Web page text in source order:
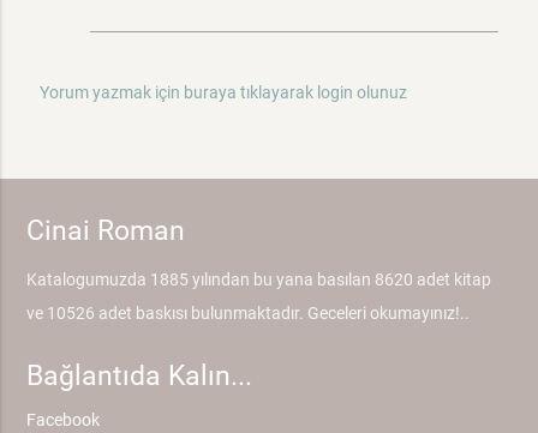
Yorum yazmak için buraya tıklayarak login olunuz
Cinai Roman
Katalogumuzda 1885 yılından bu yana basılan 8620 adet kitap
ve 10526 adet baskısı bulunmaktadır. Geceleri okumayınız!..
Bağlantıda Kalın...
Facebook